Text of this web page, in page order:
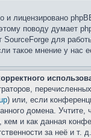
и лицензировано
поводу думает
SourceForge для
такое мнение у нас
) или, если
домена. Учтите,
кем и как данная
за неё и т.